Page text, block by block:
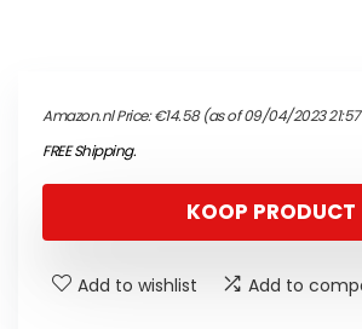
Amazon.nl Price:€14.58(as of 09/04/2023 21:57
FREE Shipping.
KOOP PRODUCT
Add to wishlist Add to